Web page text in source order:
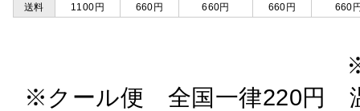
送料 1100円 660円 660円 660円 660
※クール便 全国一律220円